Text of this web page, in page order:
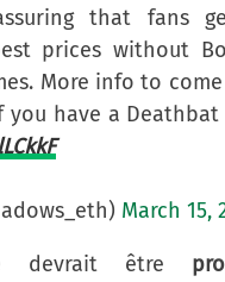
that fans
prices without
More info to
you have a
March 15,
devrait être